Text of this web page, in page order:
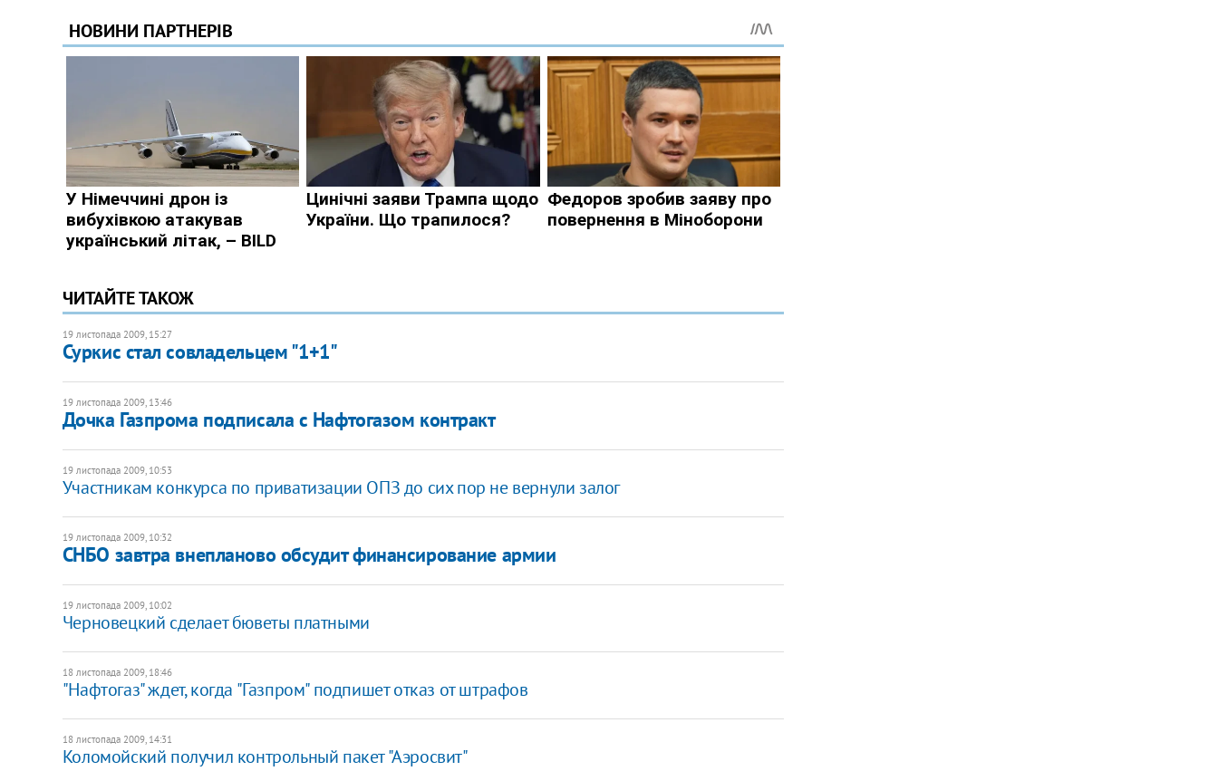
ЧИТАЙТЕ ТАКОЖ
19 листопада 2009, 15:27
Суркис стал совладельцем "1+1"
19 листопада 2009, 13:46
Дочка Газпрома подписала с Нафтогазом контракт
19 листопада 2009, 10:53
Участникам конкурса по приватизации ОПЗ до сих пор не вернули залог
19 листопада 2009, 10:32
СНБО завтра внепланово обсудит финансирование армии
19 листопада 2009, 10:02
Черновецкий сделает бюветы платными
18 листопада 2009, 18:46
"Нафтогаз" ждет, когда "Газпром" подпишет отказ от штрафов
18 листопада 2009, 14:31
Коломойский получил контрольный пакет "Аэросвит"